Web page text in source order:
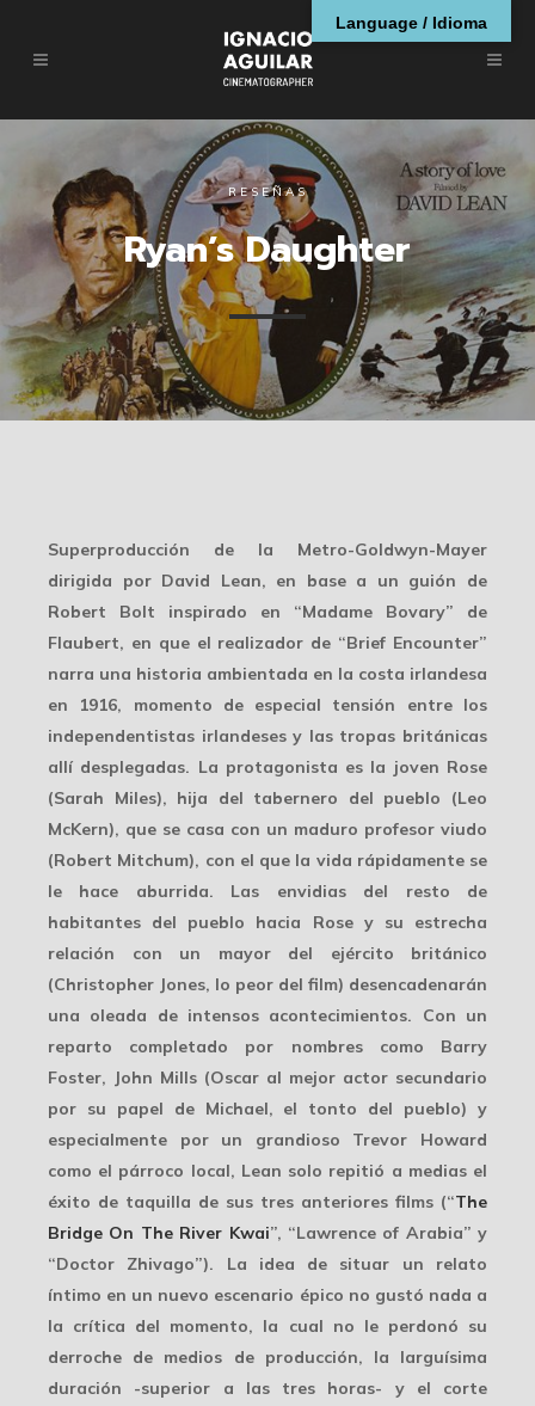
RESEÑAS
Ryan’s Daughter
Superproducción de la Metro-Goldwyn-Mayer
dirigida por David Lean, en base a un guión de
Robert Bolt inspirado en “Madame Bovary” de
Flaubert, en que el realizador de “Brief Encounter”
narra una historia ambientada en la costa irlandesa
en 1916, momento de especial tensión entre los
independentistas irlandeses y las tropas británicas
allí desplegadas. La protagonista es la joven Rose
(Sarah Miles), hija del tabernero del pueblo (Leo
McKern), que se casa con un maduro profesor viudo
(Robert Mitchum), con el que la vida rápidamente se
le hace aburrida. Las envidias del resto de
habitantes del pueblo hacia Rose y su estrecha
relación con un mayor del ejército británico
(Christopher Jones, lo peor del film) desencadenarán
una oleada de intensos acontecimientos. Con un
reparto completado por nombres como Barry
Foster, John Mills (Oscar al mejor actor secundario
por su papel de Michael, el tonto del pueblo) y
especialmente por un grandioso Trevor Howard
como el párroco local, Lean solo repitió a medias el
éxito de taquilla de sus tres anteriores films (“The
Bridge On The River Kwai”, “Lawrence of Arabia” y
“Doctor Zhivago”). La idea de situar un relato
íntimo en un nuevo escenario épico no gustó nada a
la crítica del momento, la cual no le perdonó su
derroche de medios de producción, la larguísima
duración -superior a las tres horas- y el corte
Language / Idioma